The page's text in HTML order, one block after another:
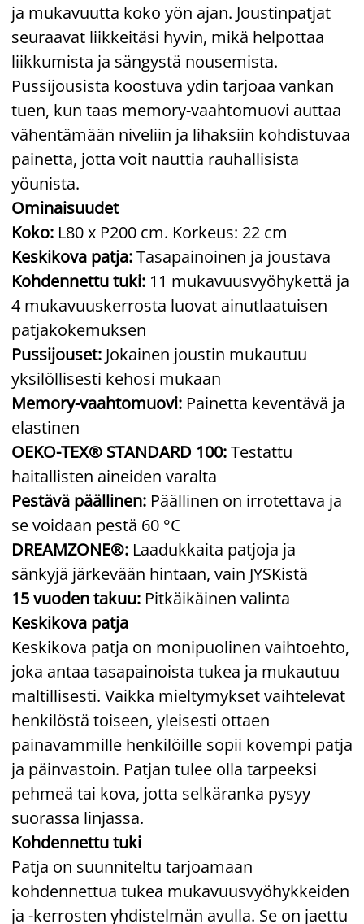
ja mukavuutta koko yön ajan. Joustinpatjat
seuraavat liikkeitäsi hyvin, mikä helpottaa
liikkumista ja sängystä nousemista.
Pussijousista koostuva ydin tarjoaa vankan
tuen, kun taas memory-vaahtomuovi auttaa
vähentämään niveliin ja lihaksiin kohdistuvaa
painetta, jotta voit nauttia rauhallisista
yöunista.
Ominaisuudet
Koko: L80 x P200 cm. Korkeus: 22 cm
Keskikova patja:Tasapainoinen ja joustava
Kohdennettu tuki: 11 mukavuusvyöhykettä ja
4 mukavuuskerrosta luovat ainutlaatuisen
patjakokemuksen
Pussijouset: Jokainen joustin mukautuu
yksilöllisesti kehosi mukaan
Memory-vaahtomuovi: Painetta keventävä ja
elastinen
OEKO-TEX® STANDARD 100:Testattu
haitallisten aineiden varalta
Pestävä päällinen: Päällinen on irrotettava ja
se voidaan pestä 60 °C
DREAMZONE®: Laadukkaita patjoja ja
sänkyjä järkevään hintaan, vain JYSKistä
15 vuoden takuu: Pitkäikäinen valinta
Keskikova patja
Keskikova patja on monipuolinen vaihtoehto,
joka antaa tasapainoista tukea ja mukautuu
maltillisesti. Vaikka mieltymykset vaihtelevat
henkilöstä toiseen, yleisesti ottaen
painavammille henkilöille sopii kovempi patja
ja päinvastoin. Patjan tulee olla tarpeeksi
pehmeä tai kova, jotta selkäranka pysyy
suorassa linjassa.
Kohdennettu tuki
Patja on suunniteltu tarjoamaan
kohdennettua tukea mukavuusvyöhykkeiden
ja -kerrosten yhdistelmän avulla. Se on jaettu